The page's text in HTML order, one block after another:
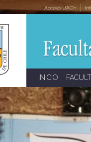
Acceso UACh
INICIO